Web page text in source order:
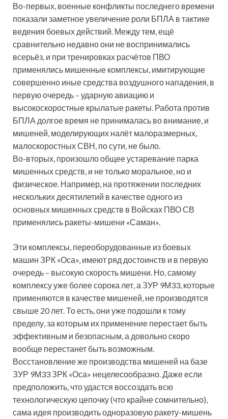
Во-первых, военные конфликты последнего времени
показали заметное увеличение роли БПЛА в тактике
ведения боевых действий. Между тем, ещё
сравнительно недавно они не воспринимались
всерьёз, и при тренировках расчётов ПВО
применялись мишенные комплексы, имитирующие
совершенно иные средства воздушного нападения, в
первую очередь – ударную авиацию и
высокоскоростные крылатые ракеты. Работа против
БПЛА долгое время не принималась во внимание, и
мишеней, моделирующих налёт малоразмерных,
малоскоростных СВН, по сути, не было.
Во-вторых, произошло общее устаревание парка
мишенных средств, и не только моральное, но и
физическое. Например, на протяжении последних
нескольких десятилетий в качестве одного из
основных мишенных средств в Войсках ПВО СВ
применялись ракеты-мишени «Саман».
Эти комплексы, переоборудованные из боевых
машин ЗРК «Оса», имеют ряд достоинств и в первую
очередь – высокую скорость мишени. Но, самому
комплексу уже более сорока лет, а ЗУР 9М33, которые
применяются в качестве мишеней, не производятся
свыше 20 лет. То есть, они уже подошли к тому
пределу, за которым их применение перестает быть
эффективным и безопасным, а довольно скоро
вообще перестанет быть возможным.
Восстановление же производства мишеней на базе
ЗУР 9М33 ЗРК «Оса» нецелесообразно. Даже если
предположить, что удастся воссоздать всю
технологическую цепочку (что крайне сомнительно),
сама идея производить одноразовую ракету-мишень